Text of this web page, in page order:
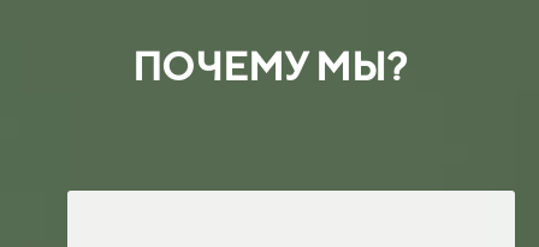
ПОЧЕМУ МЫ?